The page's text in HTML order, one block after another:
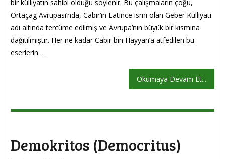
bir külliyatın sahibi olduğu söylenir. Bu çalışmaların çoğu,
Ortaçag Avrupası’nda, Cabir’in Latince ismi olan Geber Külliyatı
adı altında tercüme edilmiş ve Avrupa’nın büyük bir kısmına
dağıtılmıştır. Her ne kadar Cabir bin Hayyan’a atfedilen bu
eserlerin …
Okumaya Devam Et...
Demokritos (Democritus)